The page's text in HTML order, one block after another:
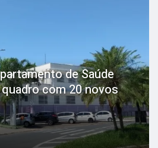
de Saúde
com 20 novos